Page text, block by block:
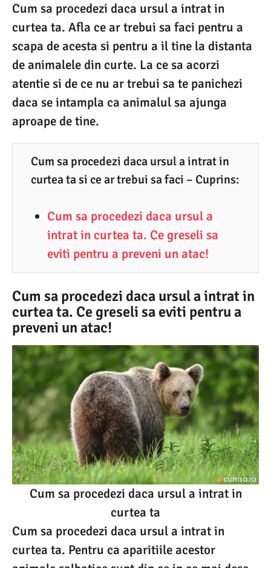
0
2
5
2
0
.
1
0
1
.
2
0
2
Cum sa procedezi daca ursul a intrat in
curtea ta. Afla ce ar trebui sa faci pentru a
scapa de acesta si pentru a il tine la distanta
de animalele din curte. La ce sa acorzi
atentie si de ce nu ar trebui sa te panichezi
daca se intampla ca animalul sa ajunga
aproape de tine.
Cum sa procedezi daca ursul a intrat in
curtea ta si ce ar trebui sa faci – Cuprins:
Cum sa procedezi daca ursul a
intrat in curtea ta. Ce greseli sa
eviti pentru a preveni un atac!
Cum sa procedezi daca ursul a intrat in
curtea ta. Ce greseli sa eviti pentru a
preveni un atac!
Cum sa procedezi daca ursul a intrat in
curtea ta
Cum sa procedezi daca ursul a intrat in
curtea ta. Pentru ca aparitiile acestor